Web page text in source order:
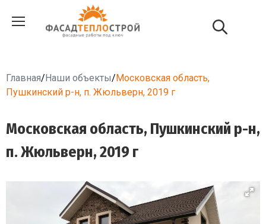
Главная/Наши объекты/Московская область,
Пушкинский р-н, п. Жюльверн, 2019 г
Московская область, Пушкинский р-н,
п. Жюльверн, 2019 г